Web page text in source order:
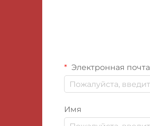
Электронная почта
Имя